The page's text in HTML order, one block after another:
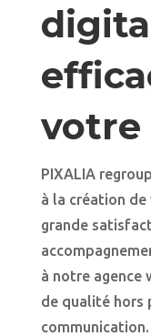
votre
PIXALIA
à la création
grande
à notre agence
de qualité hors